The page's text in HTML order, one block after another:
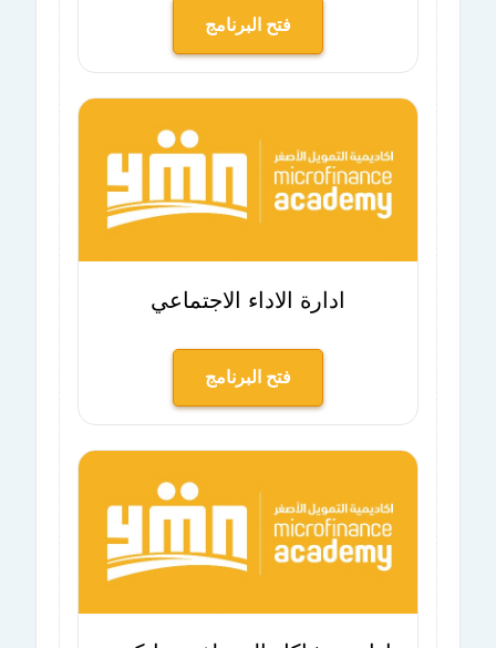
فتح البرنامج
ادارة الاداء الاجتماعي
فتح البرنامج